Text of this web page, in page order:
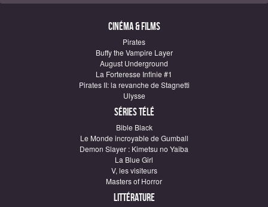
Cinéma & Films
Pirates
Buffy the Vampire Layer
August Underground
La Forteresse Infinie #1
Pirates II: la revanche de Stagnetti
Ulysse
Séries télé
Bible Black
Le Monde incroyable de Gumball
Demon Slayer : Kimetsu no Yaiba
La Blue Girl
V, les visiteurs
Masters of Horror
Littérature